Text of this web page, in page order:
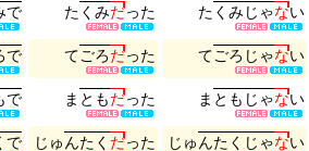
で た く みだった た く みじ ゃない
で てごろだった てごろ じ ゃない
で ま と もだった ま と も じ ゃない
で じ ゅ んた く だった じ ゅ んた く じ ゃない